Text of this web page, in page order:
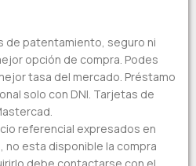
de patentamiento, seguro ni
opción de compra. Podes
tasa del mercado. Préstamo
solo con DNI. Tarjetas de
referencial expresados en
esta disponible la compra